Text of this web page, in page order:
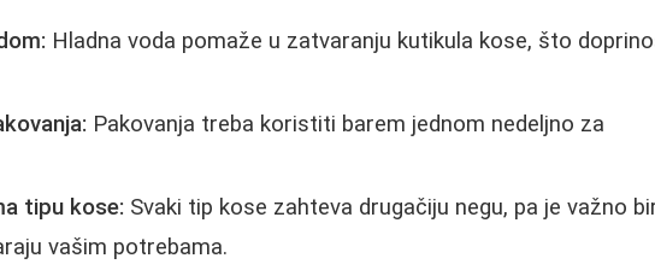
Hladna voda pomaže u zatvaranju kutikula kose, što
Pakovanja treba koristiti barem jednom nedeljno za
tipu kose: Svaki tip kose zahteva drugačiju negu, pa je važno
vašim potrebama.